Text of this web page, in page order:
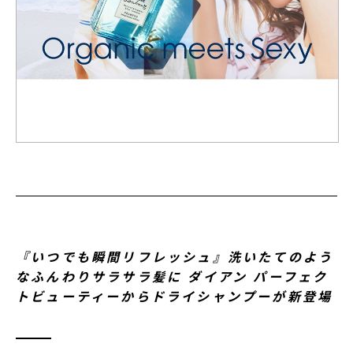
『いつでも瞬間リフレッシュ』洗いたてのよう
なふんわりサラサラ髪に ダイアン パーフェク
トビューティーからドライシャンプーが新登場